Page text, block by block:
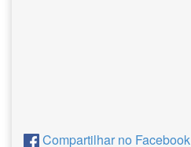
Compartilhar no Facebook